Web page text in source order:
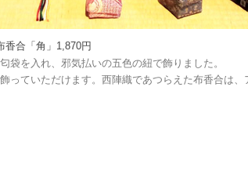
香合「角」1,870円
袋を入れ、邪気払いの五色の紐で飾りました。
っていただけます。西陣織であつらえた布香合は、